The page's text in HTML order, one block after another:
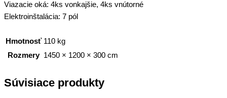
Viazacie oká: 4ks vonkajšie, 4ks vnútorné
Elektroinštalácia: 7 pól
Hmotnosť 110 kg
Rozmery 1450 × 1200 × 300 cm
Súvisiace produkty